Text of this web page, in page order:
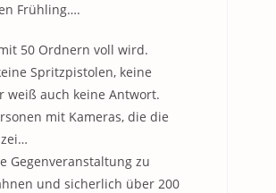
Frühling….
50 Ordnern voll wird.
Spritzpistolen, keine
weiß auch keine Antwort.
mit Kameras, die die
Gegenveranstaltung zu
und sicherlich über 200